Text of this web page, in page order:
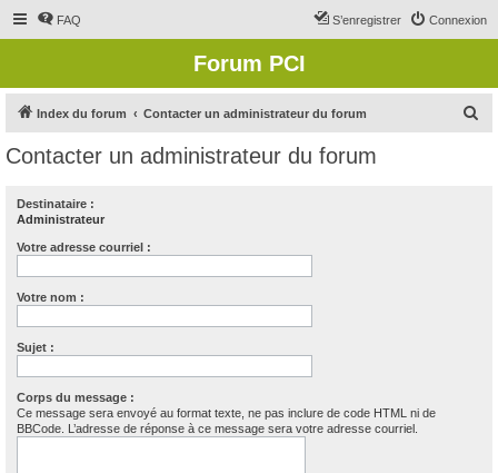
FAQ Connexion
S’enregistrer
Forum PCI
Index du forum Contacter un administrateur du forum
Contacter un administrateur du forum
Destinataire :
Administrateur
Votre adresse courriel :
Votre nom :
Sujet :
Corps du message :
Ce message sera envoyé au format texte, ne pas inclure de code HTML ni de
BBCode. L’adresse de réponse à ce message sera votre adresse courriel.